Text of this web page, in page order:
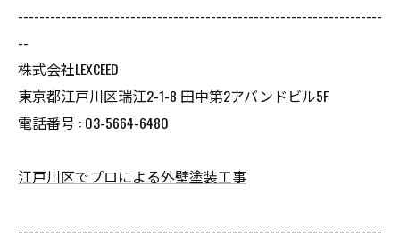
--------------------------------------------------------------------
--
株式会社LEXCEED
東京都江戸川区瑞江2-1-8 田中第2アバンドビル5F
電話番号 : 03-5664-6480
江戸川区でプロによる外壁塗装工事
--------------------------------------------------------------------